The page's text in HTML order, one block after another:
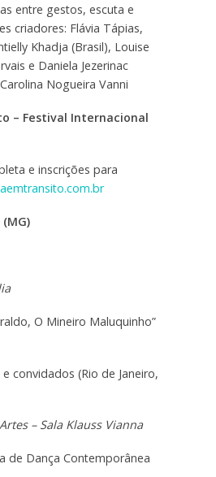
entre gestos, escuta e
criadores: Flávia Tápias,
Khadja (Brasil), Louise
e Daniela Jezerinac
Nogueira Vanni
– Festival Internacional
e inscrições para
(MG)
O Mineiro Maluquinho”
convidados (Rio de Janeiro,
– Sala Klauss Vianna
de Dança Contemporânea